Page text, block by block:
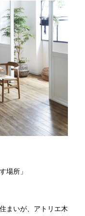
場所」
まいが、アトリエ木